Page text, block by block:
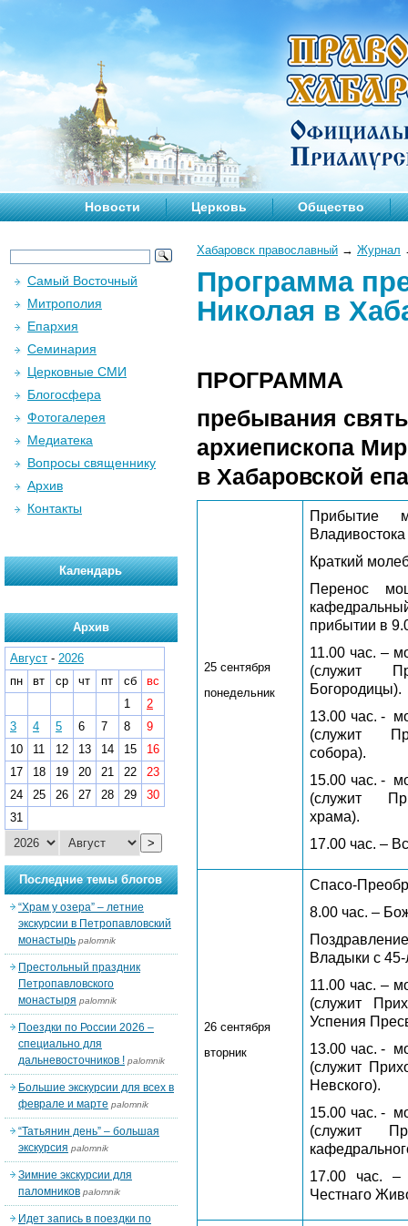
Новости Церковь Общество
Хабаровск православный → Журнал
Программа
Николая в
ПРОГРАММА
пребывания
архиепископа
в Хабаровской
25 сентября
понедельник
Прибытие
Краткий
Перенос
прибытии в
11.00 час. –
(служит
Богородицы).
13.00 час. -
(служит
собора).
15.00 час. -
(служит
храма).
17.00 час. –
26 сентября
вторник
Спасо-
8.00 час. –
Владыки с
11.00 час. –
(служит
Успения
13.00 час. -
(служит
Невского).
15.00 час. -
(служит
17.00 час.
Честнаго
Самый Восточный
Митрополия
Епархия
Семинария
Церковные СМИ
Блогосфера
Фотогалерея
Медиатека
Вопросы священнику
Архив
Контакты
Календарь
Архив
Август - 2026
пн
вт ср чт пт сб
вс
1
2
3
4 5 6 7 8
9
10
11 12 13 14 15
16
17
18 19 20 21 22
23
24
25 26 27 28 29
30
31
>
Последние темы блогов
“Храм у озера” – летние
экскурсии в Петропавловский
монастырь palomnik
Престольный праздник
Петропавловского
монастыря palomnik
Поездки по России 2026 –
специально для
дальневосточников ! palomnik
Большие экскурсии для всех в
феврале и марте palomnik
“Татьянин день” – большая
экскурсия palomnik
Зимние экскурсии для
паломников palomnik
Идет запись в поездки по